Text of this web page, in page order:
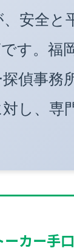
安全と
す。福
偵事務
し、専
カー手